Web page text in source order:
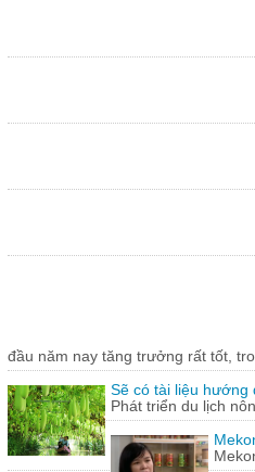
đầu năm nay tăng trưởng rất tốt,
Sẽ có tài liệu hướng
Phát triển du lịch